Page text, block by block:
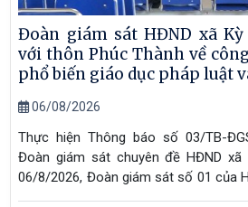
Đoàn giám sát HĐND xã
với thôn Phúc Thành về
phổ biến giáo dục pháp luật
06/08/2026
Thực hiện Thông báo số 03/TB-
Đoàn giám sát chuyên đề HĐND xã
06/8/2026, Đoàn giám sát số 01 của
việc với thôn Phúc Thành nhằm